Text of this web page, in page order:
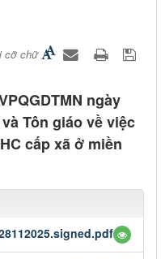
cỡ chữ
ngày
Tôn giáo về việc
cấp xã ở miền